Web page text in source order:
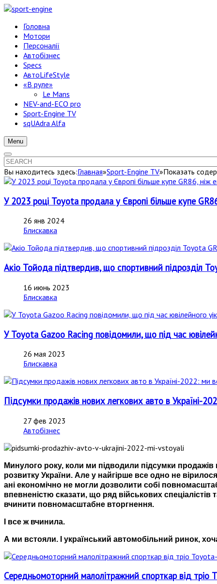
Головна
Мотори
Персоналії
Автобізнес
Specs
АвтоLifeStyle
«В руле»
Le Mans
NEV-and-ECO pro
Sport-Engine TV
sqUAdra Alfa
Menu
Вы находитесь здесь:Главная»Sport-Engine TV»Показать
У 2023 році Toyota продала у Європі більше купе
26 янв 2024
Блискавка
Акіо Тойода підтвердив, що спортивний підрозділ
16 июнь 2023
Блискавка
У Toyota Gazoo Racing повідомили, що під час
26 мая 2023
Блискавка
Підсумки продажів нових легкових авто в Україні-
27 фев 2023
Автобізнес
Минулого року, коли ми підводили підсумки
розвитку України. Але у найгірше все одно не
ані економічно не могли дозволити собі
впевненістю сказати, що ряд військових
вчинити повномасштабне вторгнення.
І все ж вчинила.
А ми встояли. І український автомобільний ринок,
Середньомоторний малолітражний спорткар від